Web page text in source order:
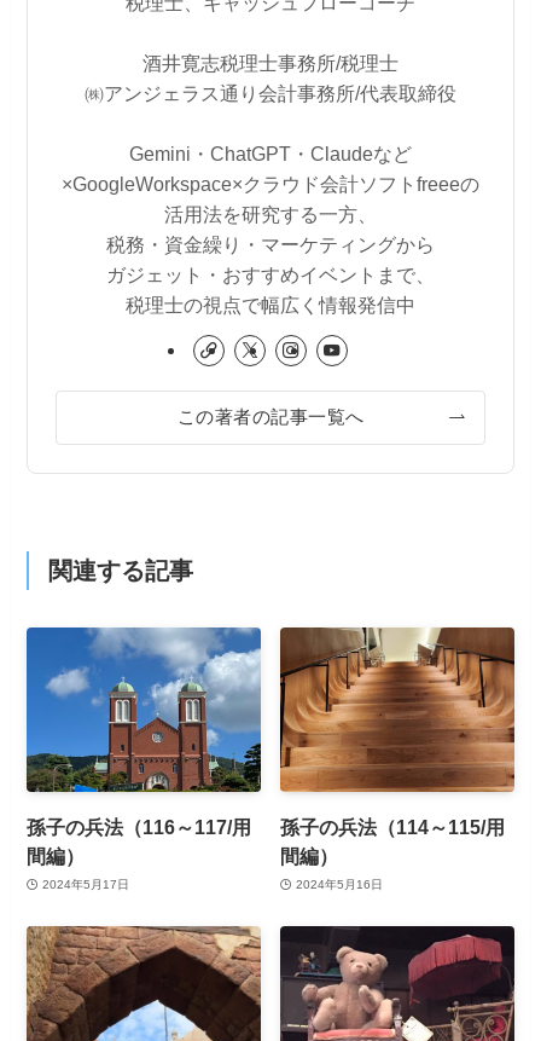
酒井寛志税理士事務所/税理士
㈱アンジェラス通り会計事務所/代表取締役
Gemini・ChatGPT・Claudeなど
×GoogleWorkspace×クラウド会計ソフトfreeeの
活用法を研究する一方、
税務・資金繰り・マーケティングから
ガジェット・おすすめイベントまで、
税理士の視点で幅広く情報発信中
この著者の記事一覧へ
関連する記事
孫子の兵法（116～117/用
間編）
2024年5月17日
孫子の兵法（114～115/用
間編）
2024年5月16日